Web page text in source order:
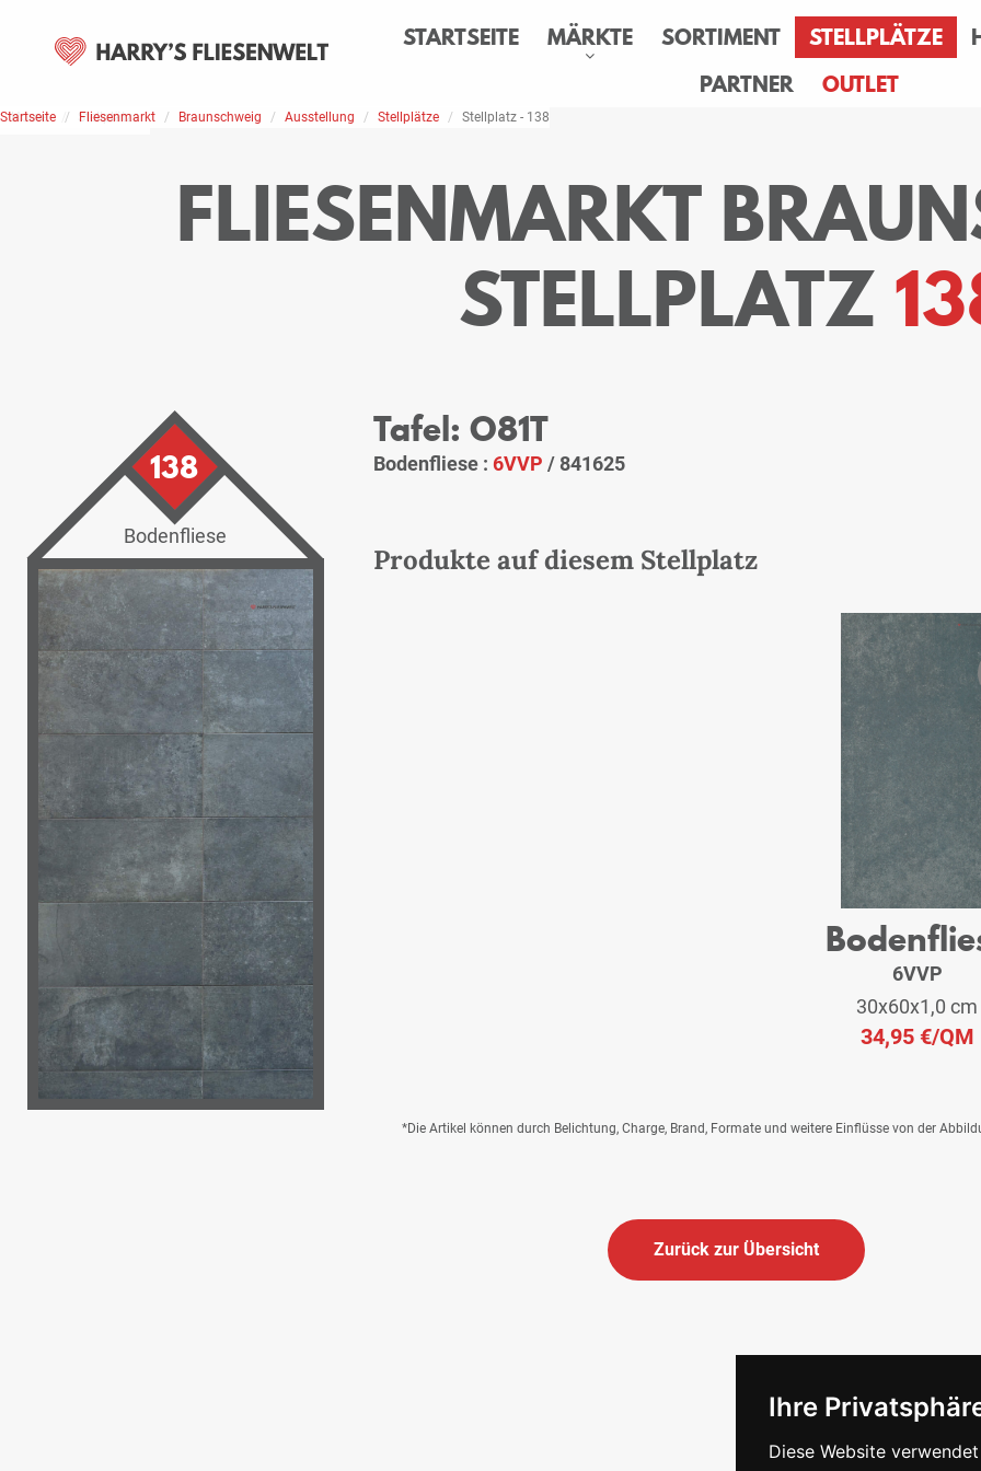
Ihre
Diese Website
STARTSEITE MÄRKTE SORTIMENT STELLPLÄTZE
PARTNER
OUTLET
Home Stellplätze
Startseite Fliesenmarkt Braunschweig Ausstellung Stellplätze Stellplatz - 138
FLIESENMARKT
STELLPLATZ
138
Bodenfliese
Tafel: O81T
Bodenfliese : 6VVP / 841625
Produkte auf diesem Stellplatz
6VVP
30x60x1,0 cm
34,95 €/QM
*Die Artikel können durch Belichtung, Charge, Brand, Formate und weitere Einflüsse von der
Zurück zur Übersicht